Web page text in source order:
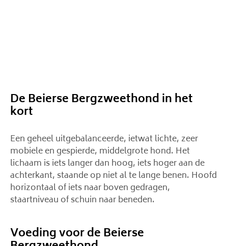
De Beierse Bergzweethond in het
kort
Een geheel uitgebalanceerde, ietwat lichte, zeer
mobiele en gespierde, middelgrote hond. Het
lichaam is iets langer dan hoog, iets hoger aan de
achterkant, staande op niet al te lange benen. Hoofd
horizontaal of iets naar boven gedragen,
staartniveau of schuin naar beneden.
Voeding voor de Beierse